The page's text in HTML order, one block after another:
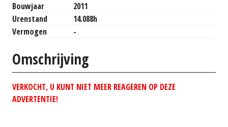
Bouwjaar
2011
Urenstand
14.088h
Vermogen
-
Omschrijving
VERKOCHT, U KUNT NIET MEER REAGEREN OP DEZE
ADVERTENTIE!